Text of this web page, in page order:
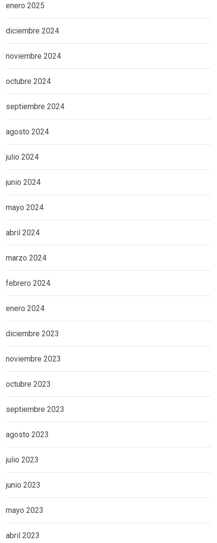
enero 2025
diciembre 2024
noviembre 2024
octubre 2024
septiembre 2024
agosto 2024
julio 2024
junio 2024
mayo 2024
abril 2024
marzo 2024
febrero 2024
enero 2024
diciembre 2023
noviembre 2023
octubre 2023
septiembre 2023
agosto 2023
julio 2023
junio 2023
mayo 2023
abril 2023